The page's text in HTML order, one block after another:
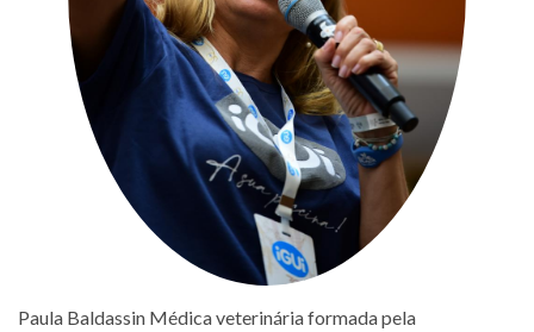
Paula Baldassin Médica veterinária formada pela